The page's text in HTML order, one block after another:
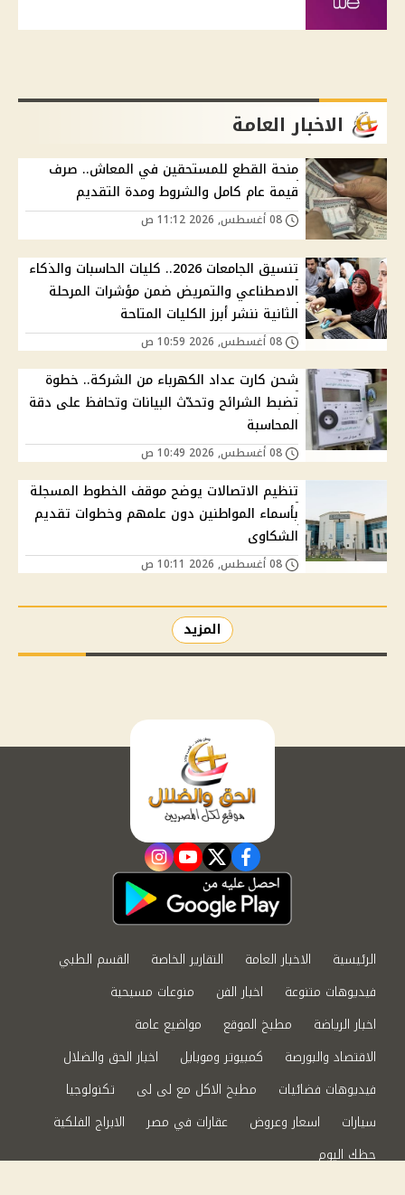
الاخبار العامة
منحة القطع للمستحقين في المعاش.. صرف
قيمة عام كامل والشروط ومدة التقديم
تنسيق الجامعات 2026.. كليات الحاسبات والذكاء
الاصطناعي والتمريض ضمن مؤشرات المرحلة
الثانية ننشر أبرز الكليات المتاحة
شحن كارت عداد الكهرباء من الشركة.. خطوة
تضبط الشرائح وتحدّث البيانات وتحافظ على دقة
المحاسبة
تنظيم الاتصالات يوضح موقف الخطوط المسجلة
بأسماء المواطنين دون علمهم وخطوات تقديم
الشكاوى
المزيد
facebook
twitter
youtube
instagram
الرئيسية الاخبار العامة التقارير الخاصة
القسم الطبي
فيديوهات متنوعة
اخبار الفن
منوعات مسيحية
اخبار الرياضة
مطبخ الموقع
مواضيع عامة
الاقتصاد والبورصة
كمبيوتر وموبايل
اخبار الحق والضلال
فيديوهات فضائيات
مطبخ الاكل مع لى لى
تكنولوجيا
سيارات
اسعار وعروض عقارات في مصر
الابراج الفلكية
حظك اليوم